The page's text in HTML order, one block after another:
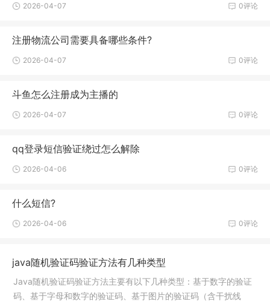
0评论
2026-04-07
注册物流公司需要具备哪些条件?
0评论
2026-04-07
斗鱼怎么注册成为主播的
0评论
2026-04-07
qq登录短信验证绕过怎么解除
0评论
2026-04-06
什么短信?
0评论
2026-04-06
java随机验证码验证方法有几种类型
Java随机验证码验证方法主要有以下几种类型：基于数字的验证
码、基于字母和数字的验证码、基于图片的验证码（含干扰线